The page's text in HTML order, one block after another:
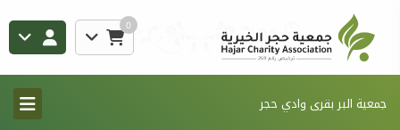
0
جمعية البر بقرى وادي حجر